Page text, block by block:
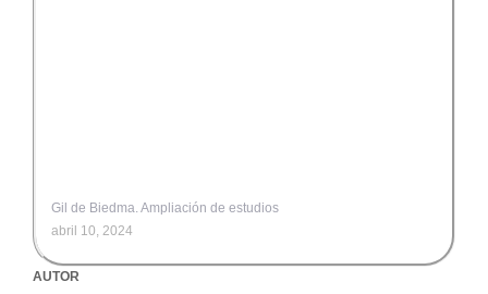
Gil de Biedma. Ampliación de estudios
abril 10, 2024
AUTOR